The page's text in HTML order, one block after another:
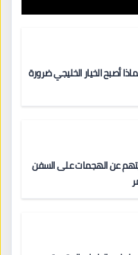
أصبح الخيار الخليجي ضرورة
عن الهجمات على السفن